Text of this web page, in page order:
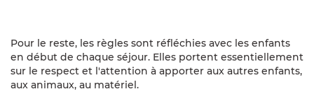
épuration, les toilettes sèches à l'extérieur
montrent le souci constant d’éviter le gaspillage et
la pollution de l'eau.
Déchets : ceux-ci sont limités au maximum en
Pour le reste, les règles sont réfléchies avec les enfants
en début de chaque séjour. Elles portent essentiellement
sur le respect et l'attention à apporter aux autres enfants,
aux animaux, au matériel.